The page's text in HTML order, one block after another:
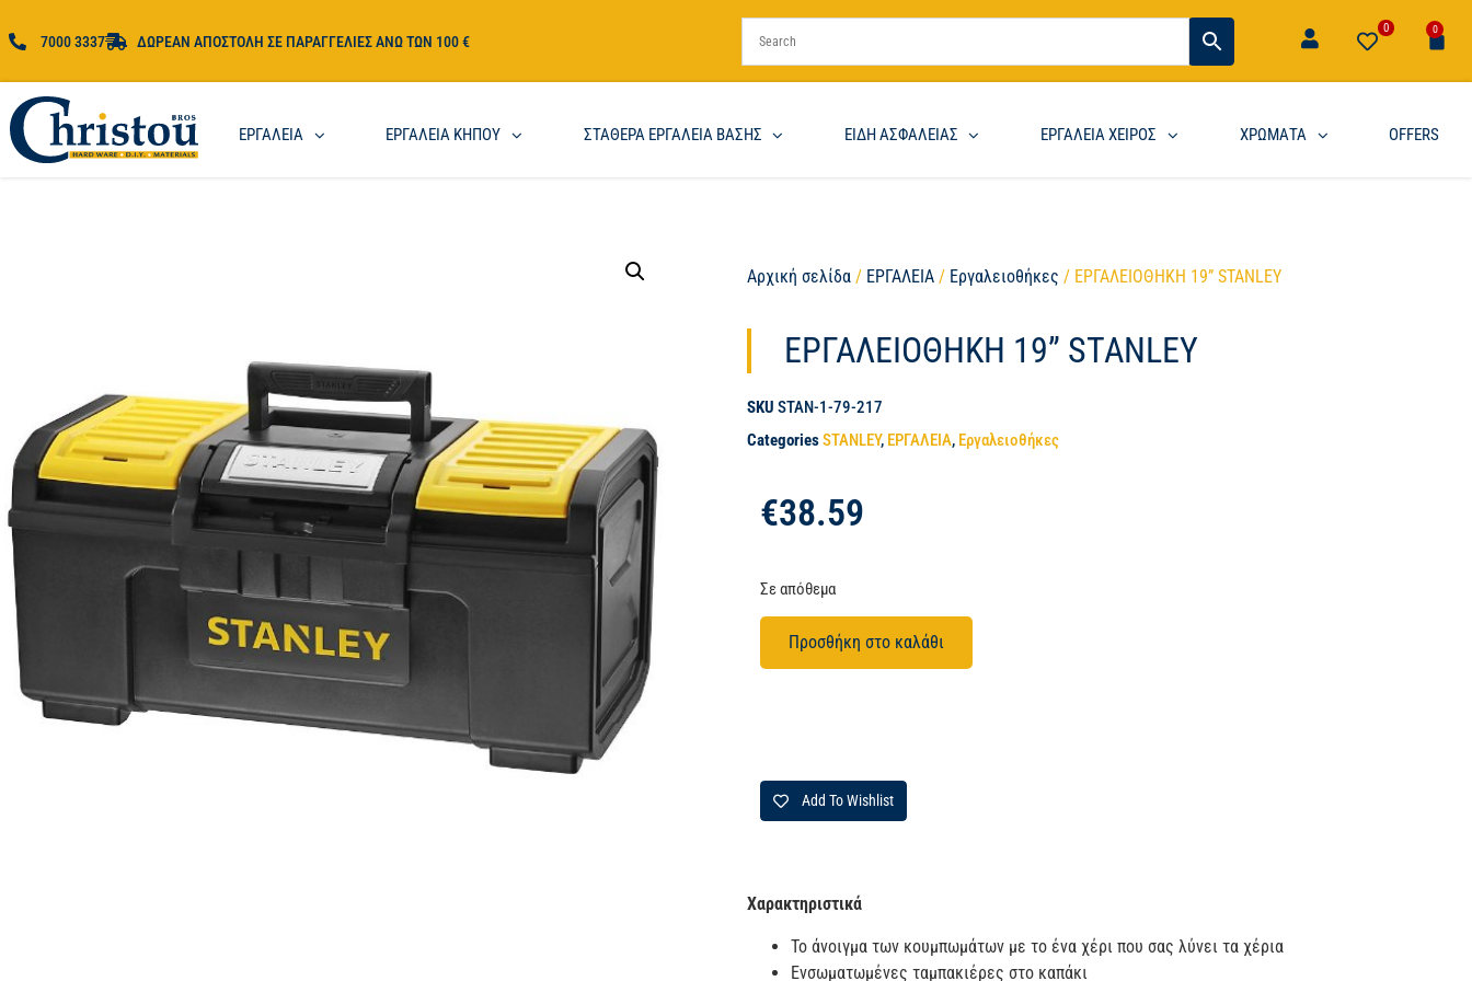
7000 3337 ΔΩΡΕΑΝ ΑΠΟΣΤΟΛΗ ΣΕ ΠΑΡΑΓΓΕΛΙΕΣ ΑΝΩ ΤΩΝ 100 €
0 0
ΕΡΓΑΛΕΙΑ ΕΡΓΑΛΕΙΑ ΚΗΠΟΥ ΣΤΑΘΕΡΑ ΕΡΓΑΛΕΙΑ ΒΑΣΗΣ ΕΙΔΗ ΑΣΦΑΛΕΙΑΣ ΕΡΓΑΛΕΙΑ ΧΕΙΡΟΣ ΧΡΩΜΑΤΑ OFFERS
Αρχική σελίδα / ΕΡΓΑΛΕΙΑ / Εργαλειοθήκες / ΕΡΓΑΛΕΙΟΘΗΚΗ 19” STANLEY
ΕΡΓΑΛΕΙΟΘΗΚΗ 19” STANLEY
SKUSTAN-1-79-217
CategoriesSTANLEY, ΕΡΓΑΛΕΙΑ, Εργαλειοθήκες
€38.59
Σε απόθεμα
Προσθήκη στο καλάθι
Add To Wishlist
Χαρακτηριστικά
Το άνοιγμα των κουμπωμάτων με το ένα χέρι που σας λύνει τα χέρια
Ενσωματωμένες ταμπακιέρες στο καπάκι